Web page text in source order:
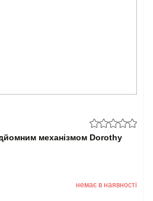
механізмом Dorothy
немає в наявності